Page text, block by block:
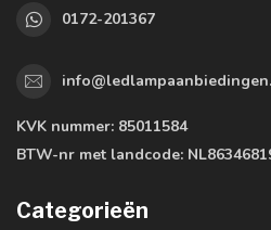
0172-201367
KVK nummer: 85011584
BTW-nr met landcode:
Categorieën